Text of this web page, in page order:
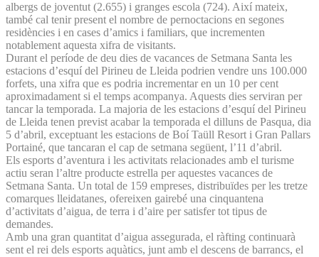
albergs de joventut (2.655) i granges escola (724). Així mateix,
també cal tenir present el nombre de pernoctacions en segones
residències i en cases d’amics i familiars, que incrementen
notablement aquesta xifra de visitants.
Durant el període de deu dies de vacances de Setmana Santa les
estacions d’esquí del Pirineu de Lleida podrien vendre uns 100.000
forfets, una xifra que es podria incrementar en un 10 per cent
aproximadament si el temps acompanya. Aquests dies serviran per
tancar la temporada. La majoria de les estacions d’esquí del Pirineu
de Lleida tenen previst acabar la temporada el dilluns de Pasqua, dia
5 d’abril, exceptuant les estacions de Boí Taüll Resort i Gran Pallars
Portainé, que tancaran el cap de setmana següent, l’11 d’abril.
Els esports d’aventura i les activitats relacionades amb el turisme
actiu seran l’altre producte estrella per aquestes vacances de
Setmana Santa. Un total de 159 empreses, distribuïdes per les tretze
comarques lleidatanes, ofereixen gairebé una cinquantena
d’activitats d’aigua, de terra i d’aire per satisfer tot tipus de
demandes.
Amb una gran quantitat d’aigua assegurada, el ràfting continuarà
sent el rei dels esports aquàtics, junt amb el descens de barrancs, el